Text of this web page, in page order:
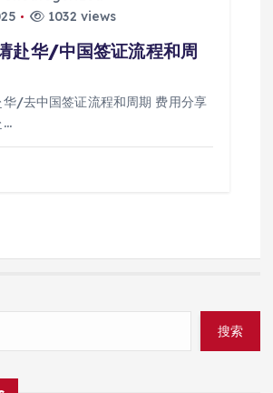
1032 views
赴华/中国签证流程和周
华/去中国签证流程和周期 费用分享
…
搜索